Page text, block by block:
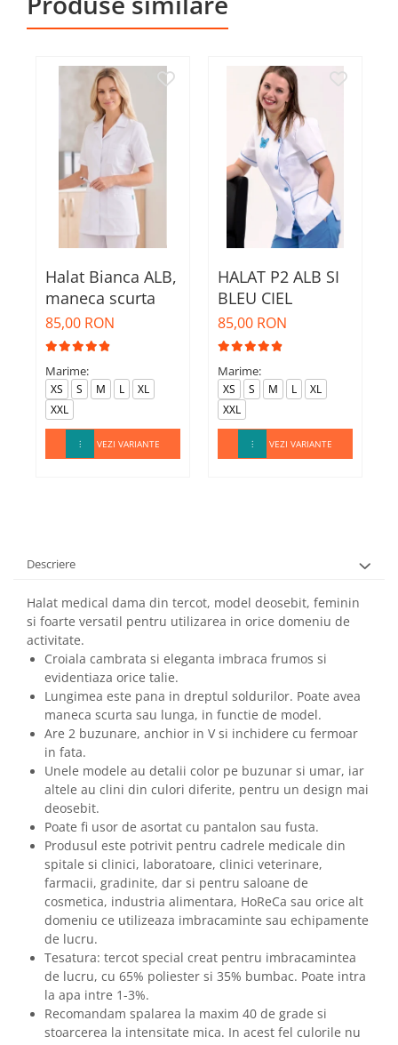
Halat Bianca ALB,
maneca scurta
85,00 RON
Marime:
XS S M L
XL
XXL
VEZI VARIANTE
HALAT P2 ALB SI
BLEU CIEL
85,00 RON
Marime:
XS S M L
XL
XXL
VEZI VARIANTE
Descriere
Halat medical dama din tercot, model deosebit, feminin
si foarte versatil pentru utilizarea in orice domeniu de
activitate.
Croiala cambrata si eleganta imbraca frumos si
evidentiaza orice talie.
Lungimea este pana in dreptul soldurilor. Poate avea
maneca scurta sau lunga, in functie de model.
Are 2 buzunare, anchior in V si inchidere cu fermoar
in fata.
Unele modele au detalii color pe buzunar si umar, iar
altele au clini din culori diferite, pentru un design mai
deosebit.
Poate fi usor de asortat cu pantalon sau fusta.
Produsul este potrivit pentru cadrele medicale din
spitale si clinici, laboratoare, clinici veterinare,
farmacii, gradinite, dar si pentru saloane de
cosmetica, industria alimentara, HoReCa sau orice alt
domeniu ce utilizeaza imbracaminte sau echipamente
de lucru.
Tesatura: tercot special creat pentru imbracamintea
de lucru, cu 65% poliester si 35% bumbac. Poate intra
la apa intre 1-3%.
Recomandam spalarea la maxim 40 de grade si
stoarcerea la intensitate mica. In acest fel culorile nu